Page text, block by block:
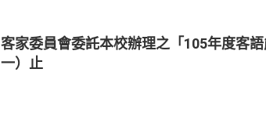
客家委員會委託本校辦理之「105年度客
一）止